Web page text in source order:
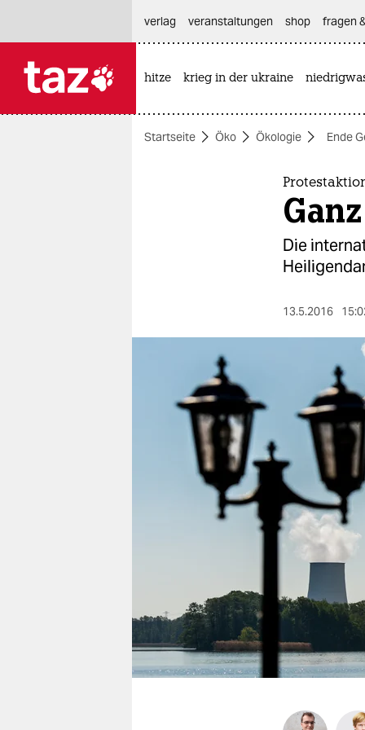
themen
nord
wahrheit
fragen & hilfe
unterstützen
abo
verlag
veranstaltungen shop fragen
hitze krieg in der ukraine
Startseite Öko Ökologie Ende
Die
13.5.2016